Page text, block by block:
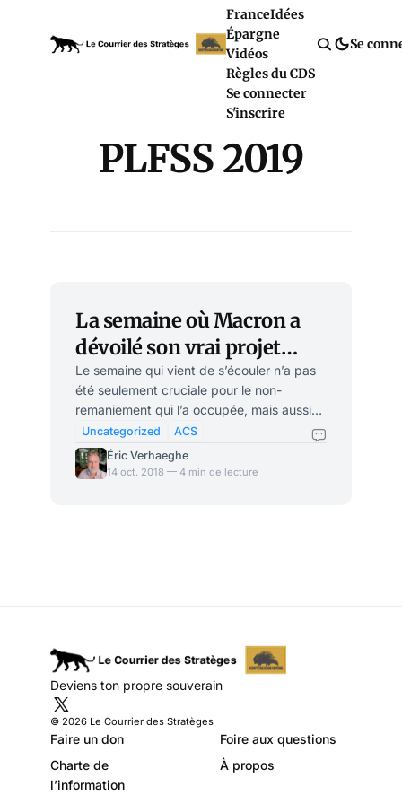
FranceIdées
Épargne
Vidéos
Règles du CDS
Se connecter
S'inscrire
Se
PLFSS 2019
La semaine où Macron a
dévoilé son vrai projet
social pour le pays
Le semaine qui vient de s’écouler n’a pas
été seulement cruciale pour le non-
remaniement qui l’a occupée, mais aussi
pour le dévoilement du vrai projet social
de Macron qui l’a émaillée à travers
plusieurs événements. Mardi, Emmanuel
Uncategorized
ACS
Éric Verhaeghe
14 oct. 2018 — 4 min de lecture
Deviens ton propre souverain
© 2026 Le Courrier des Stratèges
Faire un don
Foire aux questions
Charte de
l’information
À propos